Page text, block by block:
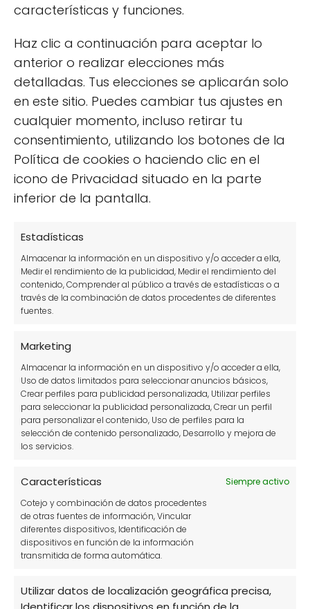
características y funciones.
Haz clic a continuación para aceptar lo
anterior o realizar elecciones más
detalladas. Tus elecciones se aplicarán solo
en este sitio. Puedes cambiar tus ajustes en
cualquier momento, incluso retirar tu
consentimiento, utilizando los botones de la
Política de cookies o haciendo clic en el
icono de Privacidad situado en la parte
inferior de la pantalla.
Estadísticas
Almacenar la información en un dispositivo y/o acceder a ella,
Medir el rendimiento de la publicidad, Medir el rendimiento del
contenido, Comprender al público a través de estadísticas o a
través de la combinación de datos procedentes de diferentes
fuentes.
Marketing
Almacenar la información en un dispositivo y/o acceder a ella,
Uso de datos limitados para seleccionar anuncios básicos,
Crear perfiles para publicidad personalizada, Utilizar perfiles
para seleccionar la publicidad personalizada, Crear un perfil
para personalizar el contenido, Uso de perfiles para la
selección de contenido personalizado, Desarrollo y mejora de
los servicios.
Características
Siempre activo
Cotejo y combinación de datos procedentes
de otras fuentes de información, Vincular
diferentes dispositivos, Identificación de
dispositivos en función de la información
transmitida de forma automática.
Utilizar datos de localización geográfica precisa,
¿Es la verdolaga fácil de cultivar
en casa?
Sí, cultivar verdolaga en casa es bastante
fácil. Esta planta se adapta bien a diferentes
condiciones climáticas, siempre que tenga
acceso a luz solar y un suelo bien drenado.
Requiere poco riego, lo que la convierte en
una opción perfecta para los principiantes en
jardinería.
La facilidad de su cultivo
ideal para huertos urbanos o jardines
familiares.
¿Cómo se utilizan las semillas de
verdolaga en la cocina?
de diversas maneras en la cocina. Se pueden
añadir a ensaladas, guisos o incluso utilizar en
batidos. Su versatilidad permite incorporarlas
en diferentes recetas, aportando no solo un
sabor delicioso, sino también una carga
nutricional.Su uso en la cocinaes un
propiedades de esta planta.
¿Qué recetas se pueden hacer
con verdolaga?
frescas hasta tortillas, la verdolaga se puede